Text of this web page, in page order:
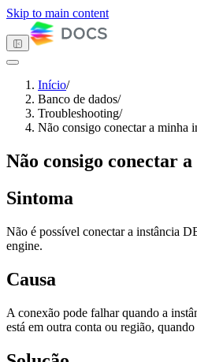
Skip to main content
Tema escuro
Primeiros passos
Armazenamento
Banco de dados
uma instância
Minha instância
Início/
Banco de dados/
Troubleshooting/
Não consigo conectar a minha
Não consigo conectar
Sintoma
Não é possível conectar a instância
engine.
Causa
A conexão pode falhar quando a
está em outra conta ou região,